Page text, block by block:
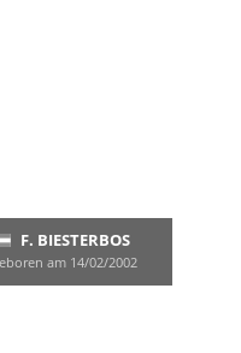
F. BIESTERBOS
am 14/02/2002